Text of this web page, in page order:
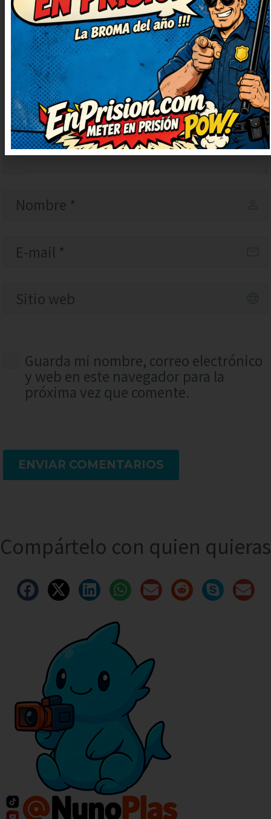
Guarda mi nombre, correo electrónico
y web en este navegador para la
próxima vez que comente.
ENVIAR COMENTARIOS
Compártelo con quien quieras